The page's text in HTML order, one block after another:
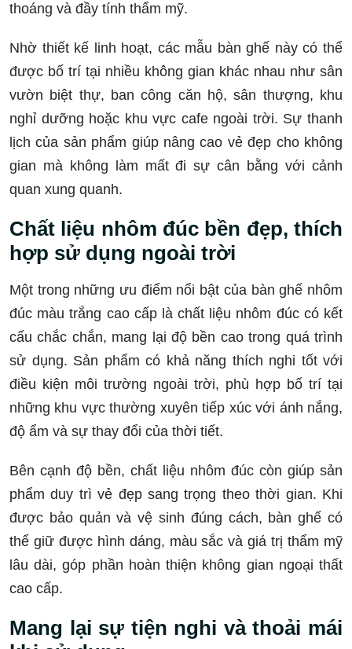
thoáng và đầy tính thẩm mỹ.
Nhờ thiết kế linh hoạt, các mẫu bàn ghế này có thể
được bố trí tại nhiều không gian khác nhau như sân
vườn biệt thự, ban công căn hộ, sân thượng, khu
nghỉ dưỡng hoặc khu vực cafe ngoài trời. Sự thanh
lịch của sản phẩm giúp nâng cao vẻ đẹp cho không
gian mà không làm mất đi sự cân bằng với cảnh
quan xung quanh.
Chất liệu nhôm đúc bền đẹp, thích
hợp sử dụng ngoài trời
Một trong những ưu điểm nổi bật của bàn ghế nhôm
đúc màu trắng cao cấp là chất liệu nhôm đúc có kết
cấu chắc chắn, mang lại độ bền cao trong quá trình
sử dụng. Sản phẩm có khả năng thích nghi tốt với
điều kiện môi trường ngoài trời, phù hợp bố trí tại
những khu vực thường xuyên tiếp xúc với ánh nắng,
độ ẩm và sự thay đổi của thời tiết.
Bên cạnh độ bền, chất liệu nhôm đúc còn giúp sản
phẩm duy trì vẻ đẹp sang trọng theo thời gian. Khi
được bảo quản và vệ sinh đúng cách, bàn ghế có
thể giữ được hình dáng, màu sắc và giá trị thẩm mỹ
lâu dài, góp phần hoàn thiện không gian ngoại thất
cao cấp.
Mang lại sự tiện nghi và thoải mái